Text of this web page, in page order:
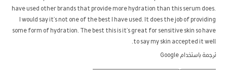
have used other brands that provide more hydration than this serum does.
I would say it's not one of the best I have used. It does the job of providing
some form of hydration. The best this is it's great for sensitive skin so have
to say my skin accepted it well.
ترجمة باستخدام Google